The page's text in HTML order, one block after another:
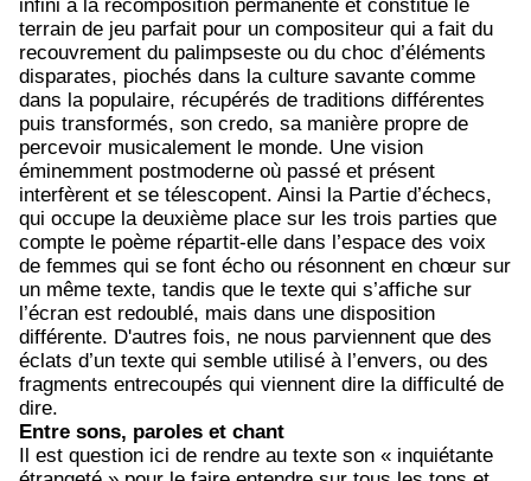
infini à la recomposition permanente et constitue le
terrain de jeu parfait pour un compositeur qui a fait du
recouvrement du palimpseste ou du choc d’éléments
disparates, piochés dans la culture savante comme
dans la populaire, récupérés de traditions différentes
puis transformés, son credo, sa manière propre de
percevoir musicalement le monde. Une vision
éminemment postmoderne où passé et présent
interfèrent et se télescopent. Ainsi la Partie d’échecs,
qui occupe la deuxième place sur les trois parties que
compte le poème répartit-elle dans l’espace des voix
de femmes qui se font écho ou résonnent en chœur sur
un même texte, tandis que le texte qui s’affiche sur
l’écran est redoublé, mais dans une disposition
différente. D'autres fois, ne nous parviennent que des
éclats d’un texte qui semble utilisé à l’envers, ou des
fragments entrecoupés qui viennent dire la difficulté de
dire.
Entre sons, paroles et chant
Il est question ici de rendre au texte son « inquiétante